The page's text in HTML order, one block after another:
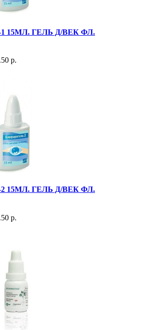
15МЛ. ГЕЛЬ Д/ВЕК ФЛ.
р.
15МЛ. ГЕЛЬ Д/ВЕК ФЛ.
р.